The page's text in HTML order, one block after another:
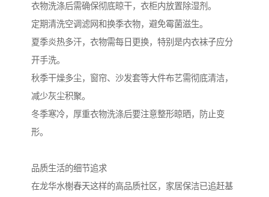
衣物洗涤后需确保彻底晾干，衣柜内放置除湿剂。
定期清洗空调滤网和换季衣物，避免霉菌滋生。
夏季炎热多汗，衣物需每日更换，特别是内衣袜子应分
开手洗。
秋季干燥多尘，窗帘、沙发套等大件布艺需彻底清洁，
减少灰尘积聚。
冬季寒冷，厚重衣物洗涤后要注意整形晾晒，防止变
形。
品质生活的细节追求
在龙华水榭春天这样的高品质社区，家居保洁已追赶基